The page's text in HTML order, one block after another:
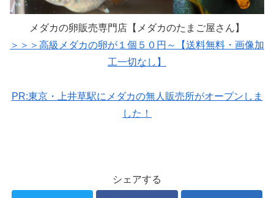
メダカの卵販売専門店【メダカのたまご屋さん】
＞＞＞高級メダカの卵が１個５０円～【送料無料・画像加
工一切なし】
PR:東京・上井草駅にメダカの無人販売所がオープンしま
した！
シェアする